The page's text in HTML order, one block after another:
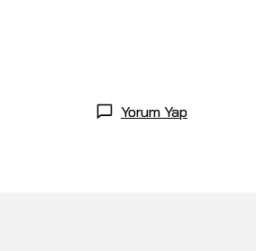
Yorum Yap